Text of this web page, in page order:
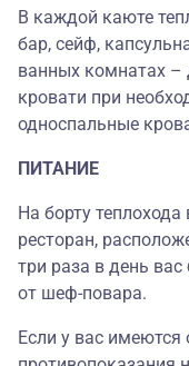
В каждой каюте
бар, сейф,
ванных комнатах
кровати при
односпальные
ПИТАНИЕ
На борту
ресторан,
три раза в день
от шеф-повара.
Если у вас